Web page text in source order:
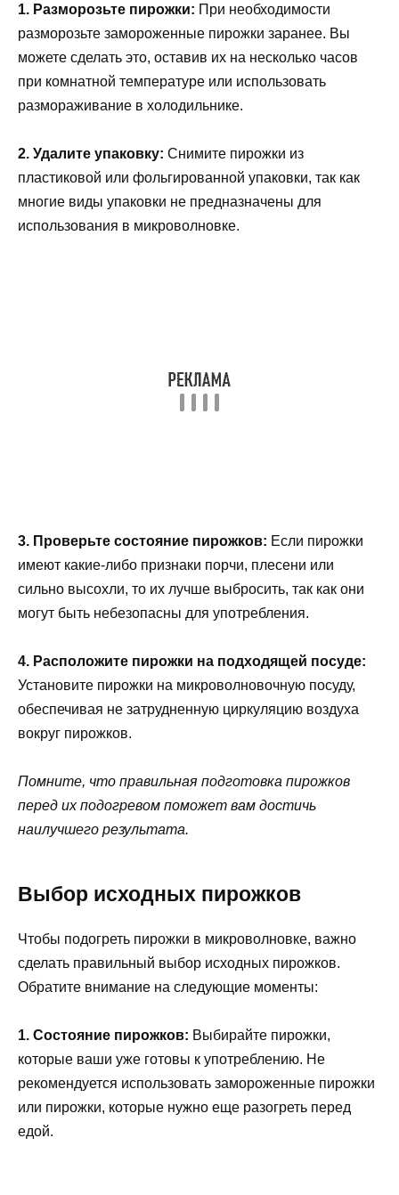
1. Разморозьте пирожки: При необходимости
разморозьте замороженные пирожки заранее. Вы
можете сделать это, оставив их на несколько часов
при комнатной температуре или использовать
размораживание в холодильнике.
2. Удалите упаковку: Снимите пирожки из
пластиковой или фольгированной упаковки, так как
многие виды упаковки не предназначены для
использования в микроволновке.
3. Проверьте состояние пирожков: Если пирожки
имеют какие-либо признаки порчи, плесени или
сильно высохли, то их лучше выбросить, так как они
могут быть небезопасны для употребления.
4. Расположите пирожки на подходящей посуде:
Установите пирожки на микроволновочную посуду,
обеспечивая не затрудненную циркуляцию воздуха
вокруг пирожков.
Помните, что правильная подготовка пирожков
перед их подогревом поможет вам достичь
наилучшего результата.
Выбор исходных пирожков
Чтобы подогреть пирожки в микроволновке, важно
сделать правильный выбор исходных пирожков.
Обратите внимание на следующие моменты:
1. Состояние пирожков: Выбирайте пирожки,
которые ваши уже готовы к употреблению. Не
рекомендуется использовать замороженные пирожки
или пирожки, которые нужно еще разогреть перед
едой.